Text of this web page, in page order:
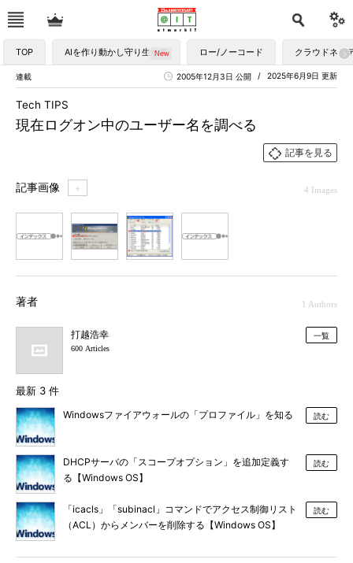
TOP AIを作り動かし守り生かす ロー/ノーコード クラウドネイ
連載 2025年6月9日 更新
2005年12月3日 公開
現在ログオン中のユーザー名を調べる
Tech TIPS
記事を見る
記事画像 ＋ 4 Images
著者 1 Authors
打越浩幸
600 Articles
一覧
最新 3 件
Windowsファイアウォールの「プロファイル」を知る 読む
DHCPサーバの「スコープオプション」を追加定義す
る【Windows OS】
読む
「icacls」「subinacl」コマンドでアクセス制御リスト
（ACL）からメンバーを削除する【Windows OS】
読む